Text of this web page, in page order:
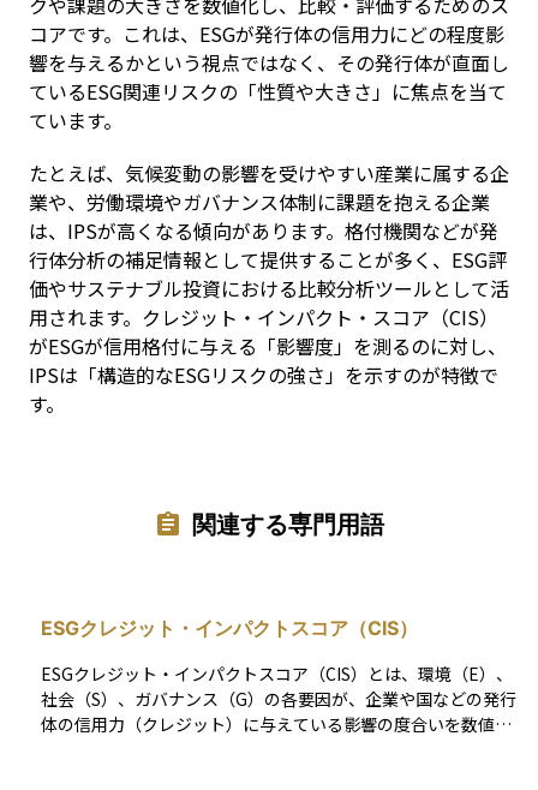
コアです。これは、ESGが発行体の信用力にどの程度影
響を与えるかという視点ではなく、その発行体が直面し
ているESG関連リスクの「性質や大きさ」に焦点を当て
ています。
たとえば、気候変動の影響を受けやすい産業に属する企
業や、労働環境やガバナンス体制に課題を抱える企業
は、IPSが高くなる傾向があります。格付機関などが発
行体分析の補足情報として提供することが多く、ESG評
価やサステナブル投資における比較分析ツールとして活
用されます。クレジット・インパクト・スコア（CIS）
がESGが信用格付に与える「影響度」を測るのに対し、
IPSは「構造的なESGリスクの強さ」を示すのが特徴で
す。
関連する専門用語
ESGクレジット・インパクトスコア（CIS）
ESGクレジット・インパクトスコア（CIS）とは、環境（E）、
社会（S）、ガバナンス（G）の各要因が、企業や国などの発行
体の信用力（クレジット）に与えている影響の度合いを数値化